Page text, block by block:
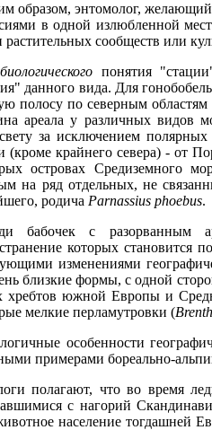
образом, энтомолог, желающий
в одной излюбленной
растительных сообществ или
биологического понятия
данного вида. Для
полосу по северным областям
ареала у различных видов
за исключением полярных
(кроме крайнего севера) - от
островах Средиземного
на ряд отдельных, не
родича Parnassius phoebus.
бабочек с разорванным
которых
изменениями
близкие формы, с одной
хребтов южной Европы и
мелкие перламутровки (
особенности
примерами бореально-
полагают, что во время
с нагорий
население тогдашней